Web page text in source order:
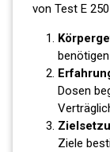
von Test E
Dosen
Ziele